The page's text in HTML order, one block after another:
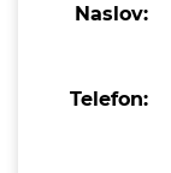
Naslov:
Telefon: